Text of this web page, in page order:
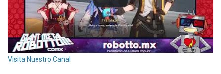
Visita Nuestro Canal